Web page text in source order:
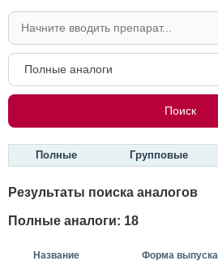
Полные Групповые
Результаты поиска аналогов
Полные аналоги: 18
Название Форма выпуска